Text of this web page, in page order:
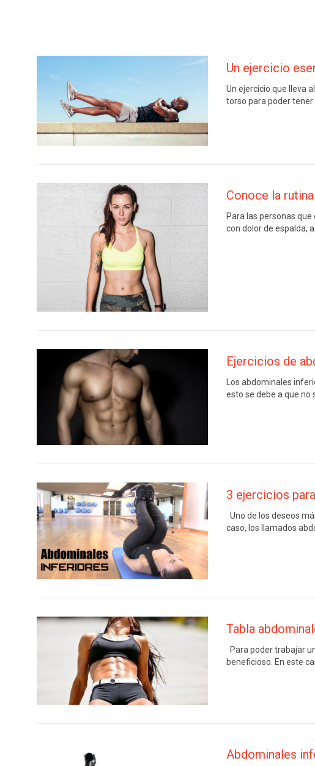
Un ejercicio
Un ejercicio que lleva
torso para poder tener
Conoce la
Para las personas
con dolor de espalda,
Ejercicios de
Los abdominales
esto se debe a que no
3 ejercicios
Uno de los deseos
caso, los llamados
Tabla
Para poder trabajar
beneficioso. En este
Abdominales